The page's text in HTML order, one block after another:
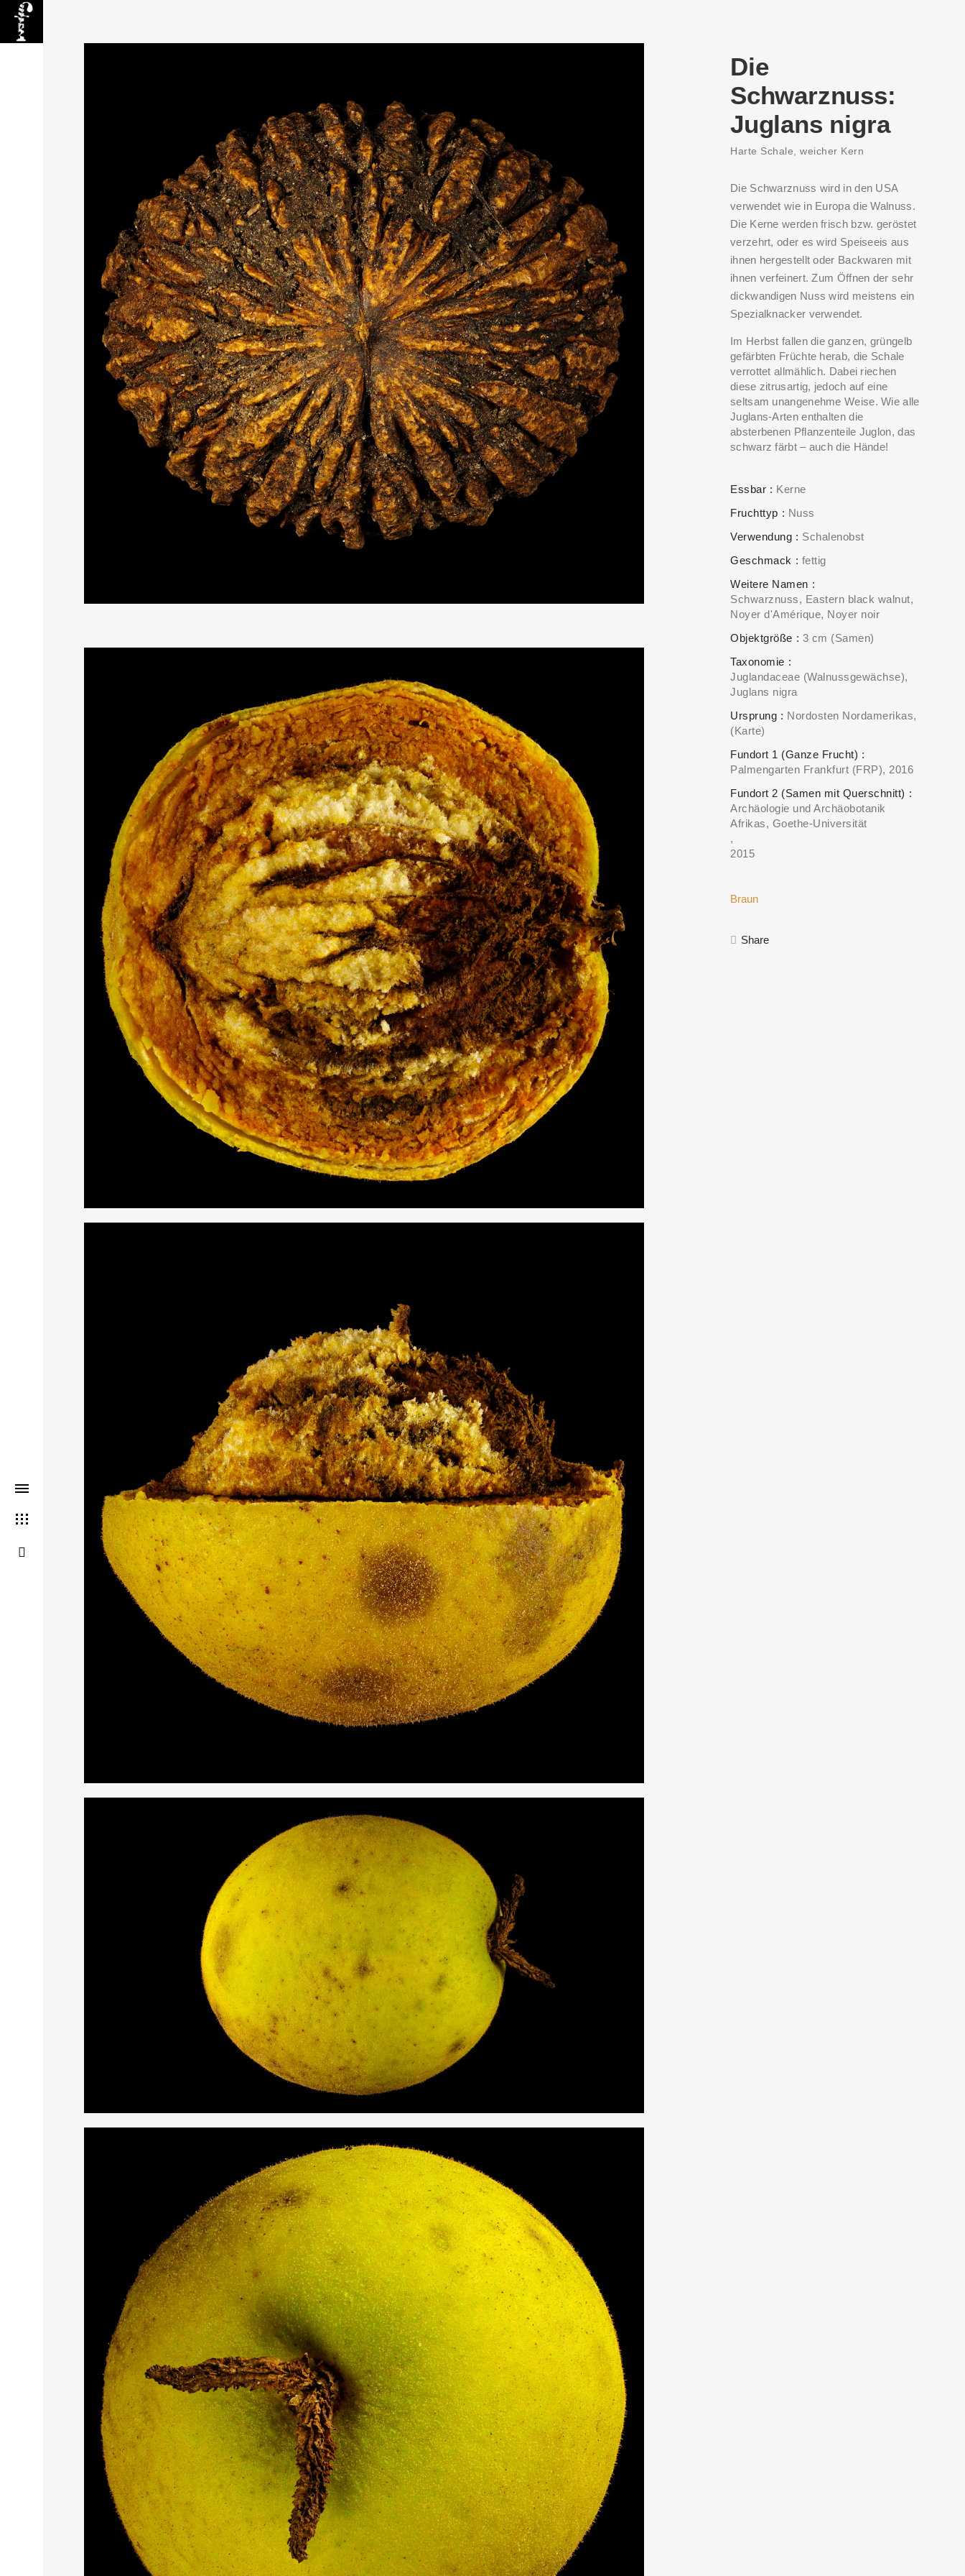
THIS SEARCH BAR ONLY WORKS IN THE GERMAN VERSION OF THE WEBSITE! NON-GERMAN SPEAKERS PLEASE USE THE SEARCH BAR ON
THE WELCOME PAGE.
Die
Schwarznuss:
Juglans nigra
Harte Schale, weicher Kern
Die Schwarznuss wird in den USA
verwendet wie in Europa die Walnuss.
Die Kerne werden frisch bzw. geröstet
verzehrt, oder es wird Speiseeis aus
ihnen hergestellt oder Backwaren mit
ihnen verfeinert. Zum Öffnen der sehr
dickwandigen Nuss wird meistens ein
Spezialknacker verwendet.
Im Herbst fallen die ganzen, grüngelb
gefärbten Früchte herab, die Schale
verrottet allmählich. Dabei riechen
diese zitrusartig, jedoch auf eine
seltsam unangenehme Weise. Wie alle
Juglans-Arten enthalten die
absterbenen Pflanzenteile Juglon, das
schwarz färbt – auch die Hände!
Essbar
Kerne
Fruchttyp
Nuss
Verwendung
Schalenobst
Geschmack
fettig
Weitere Namen
Schwarznuss, Eastern black walnut,
Noyer d'Amérique, Noyer noir
Objektgröße
3 cm (Samen)
Taxonomie
Juglandaceae (Walnussgewächse)
Juglans nigra
Ursprung
Nordosten Nordamerikas
(Karte)
Fundort 1 (Ganze Frucht)
Palmengarten Frankfurt (FRP)
2016
Fundort 2 (Samen mit Querschnitt)
Archäologie und Archäobotanik
Afrikas, Goethe-Universität
2015
Braun
Share